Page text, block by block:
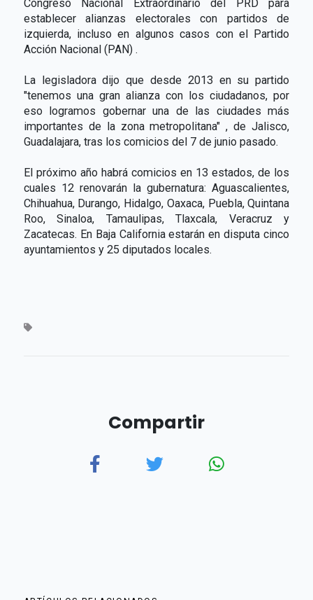
Congreso Nacional Extraordinario del PRD para
establecer alianzas electorales con partidos de
izquierda, incluso en algunos casos con el Partido
Acción Nacional (PAN) .
La legisladora dijo que desde 2013 en su partido
"tenemos una gran alianza con los ciudadanos, por
eso logramos gobernar una de las ciudades más
importantes de la zona metropolitana" , de Jalisco,
Guadalajara, tras los comicios del 7 de junio pasado.
El próximo año habrá comicios en 13 estados, de los
cuales 12 renovarán la gubernatura: Aguascalientes,
Chihuahua, Durango, Hidalgo, Oaxaca, Puebla, Quintana
Roo, Sinaloa, Tamaulipas, Tlaxcala, Veracruz y
Zacatecas. En Baja California estarán en disputa cinco
ayuntamientos y 25 diputados locales.
Compartir